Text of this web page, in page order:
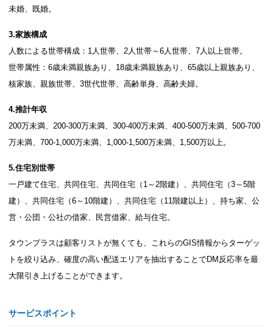
未婚、既婚。
3.家族構成
人数による世帯構成：1人世帯、2人世帯～6人世帯、7人以上世帯。
世帯属性：6歳未満親族あり、18歳未満親族あり、65歳以上親族あり、
核家族、親族世帯、3世代世帯、高齢単身、高齢夫婦。
4.推計年収
200万未満、200-300万未満、300-400万未満、400-500万未満、500-700
万未満、700-1,000万未満、1,000-1,500万未満、1,500万以上。
5.住宅別世帯
一戸建て住宅、共同住宅、共同住宅（1～2階建）、共同住宅（3～5階
建）、共同住宅（6～10階建）、共同住宅（11階建以上）、持ち家、公
営・公団・公社の借家、民営借家、給与住宅。
タウンプラスは顧客リストが無くても、これらのGIS情報からターゲッ
トを絞り込み、確度の高い配送エリアを抽出することでDM反応率を最
大限引き上げることができます。
サービスポイント